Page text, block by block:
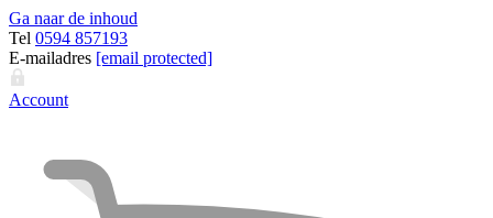
Ga naar de inhoud
Tel 0594 857193
E-mailadres [email protected]
Account